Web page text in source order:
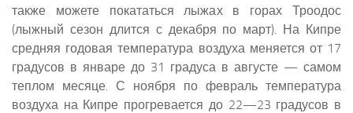
также можете покататься лыжах в горах Троодос
(лыжный сезон длится с декабря по март). На Кипре
средняя годовая температура воздуха меняется от 17
градусов в январе до 31 градуса в августе — самом
теплом месяце. С ноября по февраль температура
воздуха на Кипре прогревается до 22—23 градусов в